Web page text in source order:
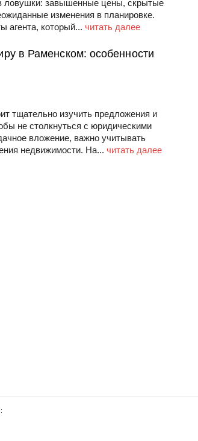
ловушки: завышенные цены, скрытые
изменения в планировке.
агента, который... читать далее
в Раменском: особенности
тщательно изучить предложения и
не столкнуться с юридическими
вложение, важно учитывать
недвижимости. На... читать далее